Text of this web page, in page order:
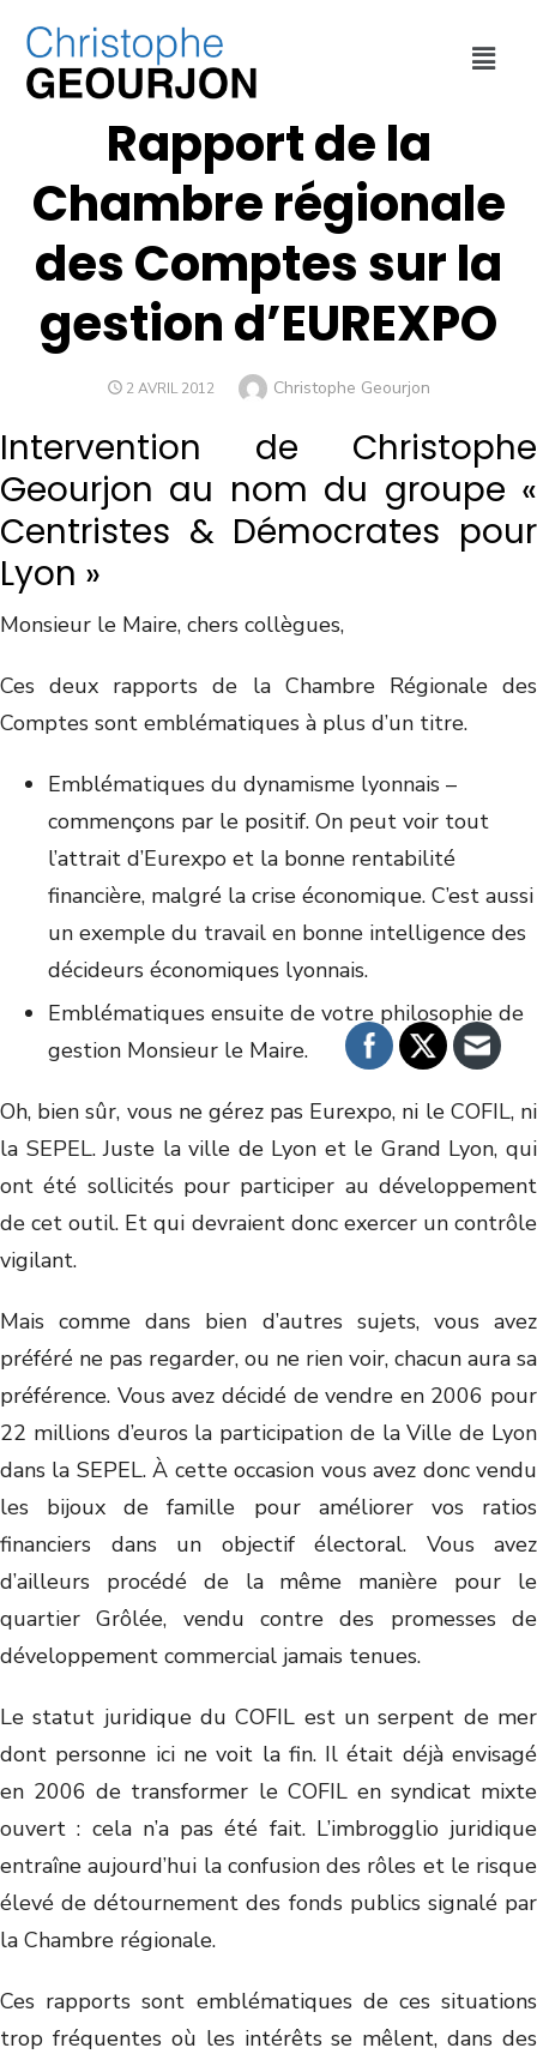
ECONOMIE, FINANCES
Rapport de la
Chambre régionale
des Comptes sur la
gestion d’EUREXPO
2 AVRIL 2012 Christophe Geourjon
Intervention de Christophe
Geourjon au nom du groupe «
Centristes & Démocrates pour
Lyon »
Monsieur le Maire, chers collègues,
Ces deux rapports de la Chambre Régionale des
Comptes sont emblématiques à plus d’un titre.
Emblématiques du dynamisme lyonnais –
commençons par le positif. On peut voir tout
l’attrait d’Eurexpo et la bonne rentabilité
financière, malgré la crise économique. C’est aussi
un exemple du travail en bonne intelligence des
décideurs économiques lyonnais.
Emblématiques ensuite de votre philosophie de
gestion Monsieur le Maire.
Oh, bien sûr, vous ne gérez pas Eurexpo, ni le COFIL, ni
la SEPEL. Juste la ville de Lyon et le Grand Lyon, qui
ont été sollicités pour participer au développement
de cet outil. Et qui devraient donc exercer un contrôle
vigilant.
Mais comme dans bien d’autres sujets, vous avez
préféré ne pas regarder, ou ne rien voir, chacun aura sa
préférence. Vous avez décidé de vendre en 2006 pour
22 millions d’euros la participation de la Ville de Lyon
dans la SEPEL. À cette occasion vous avez donc vendu
les bijoux de famille pour améliorer vos ratios
financiers dans un objectif électoral. Vous avez
d’ailleurs procédé de la même manière pour le
quartier Grôlée, vendu contre des promesses de
développement commercial jamais tenues.
Le statut juridique du COFIL est un serpent de mer
dont personne ici ne voit la fin. Il était déjà envisagé
en 2006 de transformer le COFIL en syndicat mixte
ouvert : cela n’a pas été fait. L’imbrogglio juridique
entraîne aujourd’hui la confusion des rôles et le risque
élevé de détournement des fonds publics signalé par
la Chambre régionale.
Ces rapports sont emblématiques de ces situations
trop fréquentes où les intérêts se mêlent, dans des